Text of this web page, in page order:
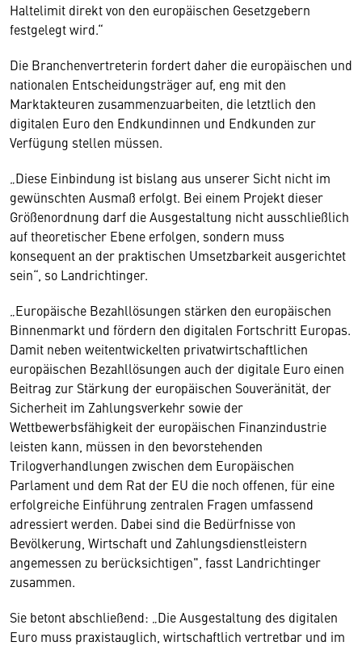
Haltelimit direkt von den europäischen Gesetzgebern
festgelegt wird.“
Die Branchenvertreterin fordert daher die europäischen und
nationalen Entscheidungsträger auf, eng mit den
Marktakteuren zusammenzuarbeiten, die letztlich den
digitalen Euro den Endkundinnen und Endkunden zur
Verfügung stellen müssen.
„Diese Einbindung ist bislang aus unserer Sicht nicht im
gewünschten Ausmaß erfolgt. Bei einem Projekt dieser
Größenordnung darf die Ausgestaltung nicht ausschließlich
auf theoretischer Ebene erfolgen, sondern muss
konsequent an der praktischen Umsetzbarkeit ausgerichtet
sein“, so Landrichtinger.
„Europäische Bezahllösungen stärken den europäischen
Binnenmarkt und fördern den digitalen Fortschritt Europas.
Damit neben weitentwickelten privatwirtschaftlichen
europäischen Bezahllösungen auch der digitale Euro einen
Beitrag zur Stärkung der europäischen Souveränität, der
Sicherheit im Zahlungsverkehr sowie der
Wettbewerbsfähigkeit der europäischen Finanzindustrie
leisten kann, müssen in den bevorstehenden
Trilogverhandlungen zwischen dem Europäischen
Parlament und dem Rat der EU die noch offenen, für eine
erfolgreiche Einführung zentralen Fragen umfassend
adressiert werden. Dabei sind die Bedürfnisse von
Bevölkerung, Wirtschaft und Zahlungsdienstleistern
angemessen zu berücksichtigen", fasst Landrichtinger
zusammen.
Sie betont abschließend: „Die Ausgestaltung des digitalen
Euro muss praxistauglich, wirtschaftlich vertretbar und im